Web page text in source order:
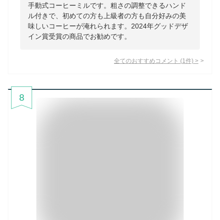
手動式コーヒーミルです。粗さの調整できるハンド
ル付きで、初めての方も上級者の方も自分好みの美
味しいコーヒーが淹れられます。2024年グッドデザ
イン賞受賞の商品でお勧めです。
全てのおすすめコメント (1 件) >
8